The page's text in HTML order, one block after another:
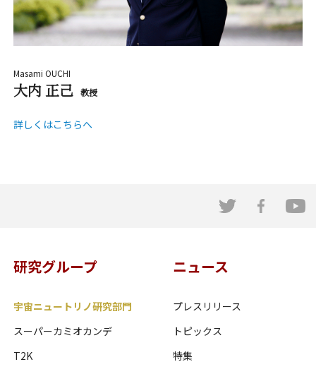
Masami OUCHI
大内 正己 教授
詳しくはこちらへ
研究グループ
宇宙ニュートリノ研究部門
スーパーカミオカンデ
T2K
ニュース
プレスリリース
トピックス
特集